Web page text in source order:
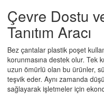
Çevre Dostu
Tanıtım Aracı
Bez çantalar plastik poşet
korunmasına destek olur. Tek
uzun ömürlü olan bu ürünler,
teşvik eder. Aynı zamanda
sağlayarak işletmeler için